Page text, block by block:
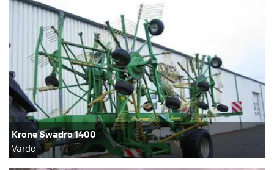
Krone Swadro 1400
Varde